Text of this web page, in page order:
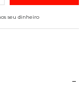
seu dinheiro